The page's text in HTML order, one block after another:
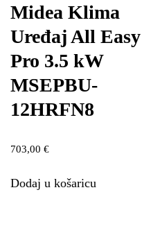
Midea Klima
Uređaj All Easy
Pro 3.5 kW
MSEPBU-
12HRFN8
703,00 €
Dodaj u košaricu